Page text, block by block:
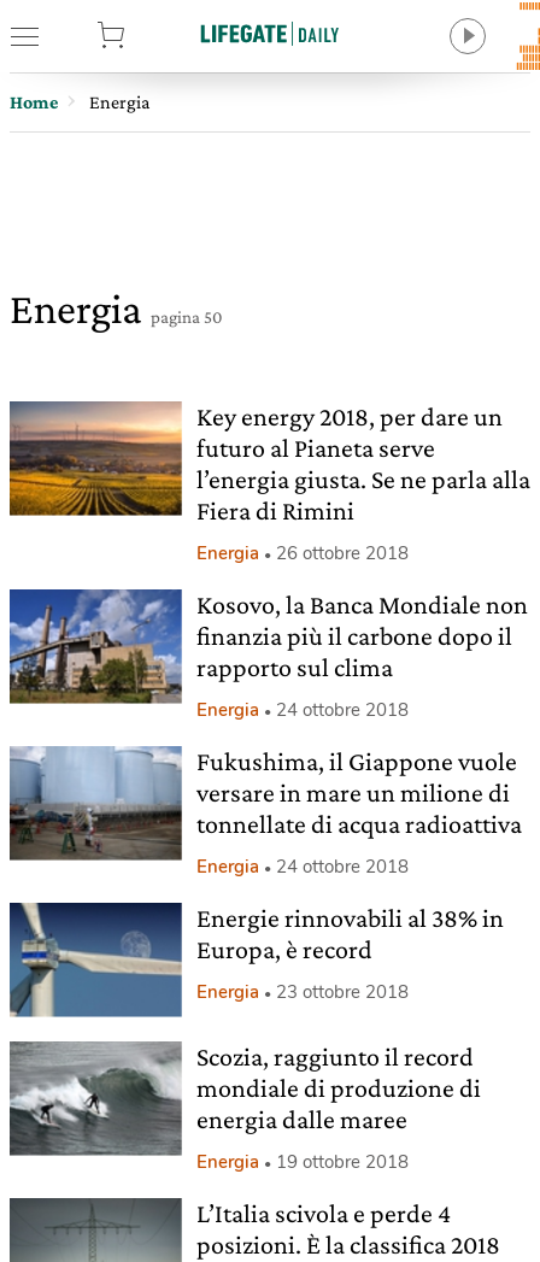
Home Energia
Energia pagina 50
Key energy 2018, per dare un
futuro al Pianeta serve
l’energia giusta. Se ne parla alla
Fiera di Rimini
Energia 26 ottobre 2018
Kosovo, la Banca Mondiale non
finanzia più il carbone dopo il
rapporto sul clima
Energia 24 ottobre 2018
Fukushima, il Giappone vuole
versare in mare un milione di
tonnellate di acqua radioattiva
Energia 24 ottobre 2018
Energie rinnovabili al 38% in
Europa, è record
Energia 23 ottobre 2018
Scozia, raggiunto il record
mondiale di produzione di
energia dalle maree
Energia 19 ottobre 2018
L’Italia scivola e perde 4
posizioni. È la classifica 2018